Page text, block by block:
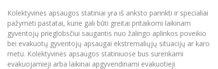
Kolektyvinės apsaugos statiniai yra iš anksto parinkti ir specialiai
pažymėti pastatai, kurie gali būti greitai pritaikomi laikinam
gyventojų prieglobsčiui saugantis nuo žalingo aplinkos poveikio
bei evakuotų gyventojų apsaugai ekstremaliųjų situacijų ar karo
metu. Kolektyvinės apsaugos statiniuose bus surenkami
evakuojamieji arba laikinai apgyvendinami evakuotieji